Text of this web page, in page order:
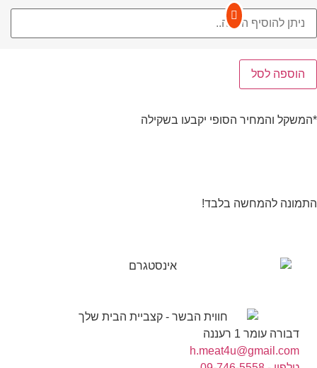
הוספה לסל
*המשקל והמחיר הסופי יקבעו בשקילה
התמונה להמחשה בלבד!
דבורה עומר 1 רעננה
h.meat4u@gmail.com